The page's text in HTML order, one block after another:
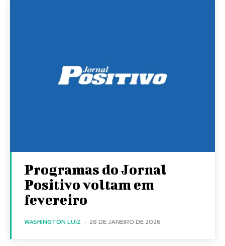
Programas do Jornal
Positivo voltam em
fevereiro
WASHINGTON LUIZ - 28 DE JANEIRO DE 2026